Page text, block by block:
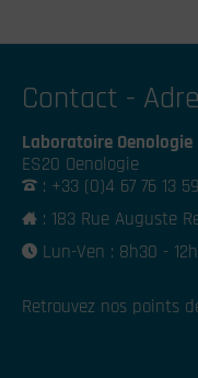
Contact -
Laboratoire Oenologie
ES20 Oenologie
: +33 (0)4 67 76 13 59
: 183 Rue Auguste
Lun-Ven : 8h30 -
Retrouvez nos points